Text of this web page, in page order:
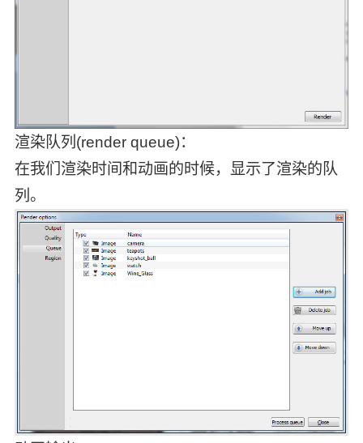
渲染队列(render queue)：
在我们渲染时间和动画的时候，显示了渲染的队
列。